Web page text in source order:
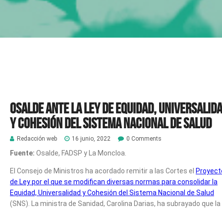
Osalde ante la Ley de Equidad,
y Cohesión del Sistema Nacional de Salud
Redacción web 16 junio, 2022 0 Comments
Fuente: Osalde, FADSP y La Moncloa.
El Consejo de Ministros ha acordado remitir a las Cortes el
de Ley por el que se modifican diversas normas para consolidar la
Equidad, Universalidad y Cohesión del Sistema Nacional de Salud
(SNS). La ministra de Sanidad, Carolina Darias, ha subrayado que la